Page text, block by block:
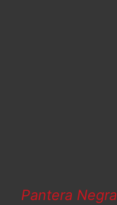
Pantera Negra